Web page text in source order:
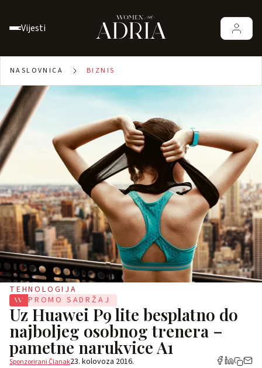
Vijesti
NASLOVNICA BIZNIS
TEHNOLOGIJA
PROMO SADRŽAJ
Uz Huawei P9 lite besplatno do
najboljeg osobnog trenera –
pametne narukvice A1
Sponzorirani Članak23. kolovoza 2016.